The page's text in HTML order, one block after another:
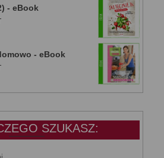
- eBook
zł.
- eBook
SZUKASZ: